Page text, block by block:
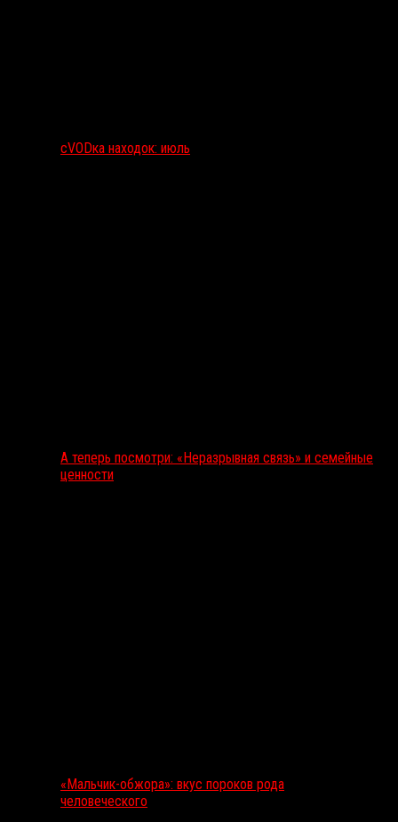
сVODка находок: июль
А теперь посмотри: «Неразрывная связь» и семейные
ценности
«Мальчик-обжора»: вкус пороков рода
человеческого